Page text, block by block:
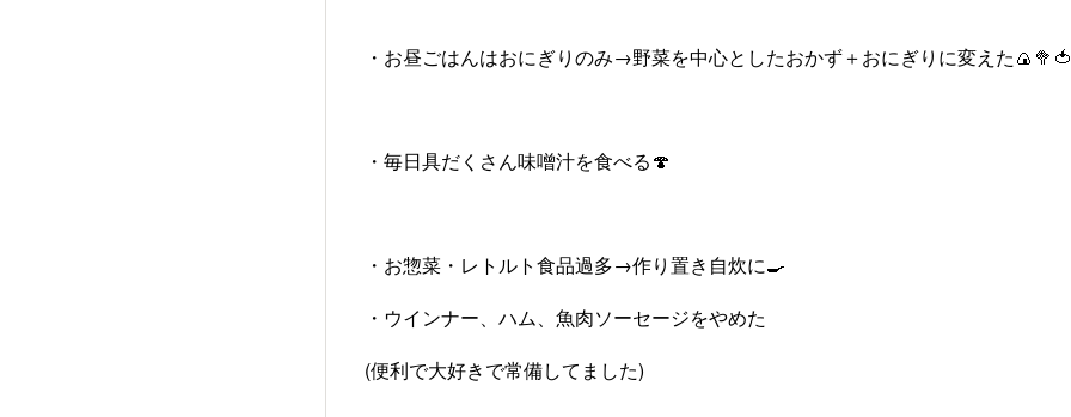
・お昼ごはんはおにぎりのみ→野菜を中心としたおかず＋おにぎりに変えた🍙🥦🍅
・毎日具だくさん味噌汁を食べる🍄
・お惣菜・レトルト食品過多→作り置き自炊に🍳
・ウインナー、ハム、魚肉ソーセージをやめた
(便利で大好きで常備してました)